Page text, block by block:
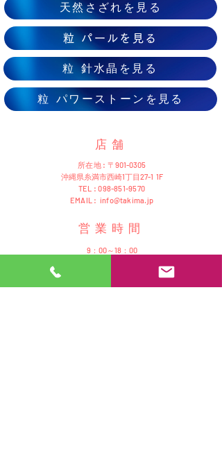
天然さざれを見る
粒 パールを見る
粒 針水晶を見る
粒 パワーストーンを見る
店舗
所在地 : 〒 901-0305
沖縄県糸満市西崎1丁目27-1 1F
TEL :098-851-9570
EMAIL : info@takima.jp
営業時間
9：00～18：00
​ご利用ガイド